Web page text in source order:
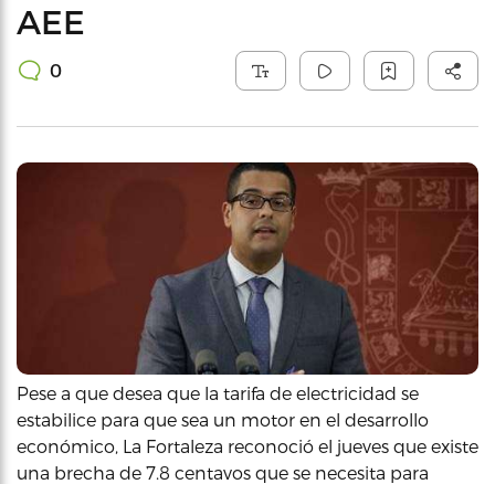
AEE
0
Pese a que desea que la tarifa de electricidad se
estabilice para que sea un motor en el desarrollo
económico, La Fortaleza reconoció el jueves que existe
una brecha de 7.8 centavos que se necesita para